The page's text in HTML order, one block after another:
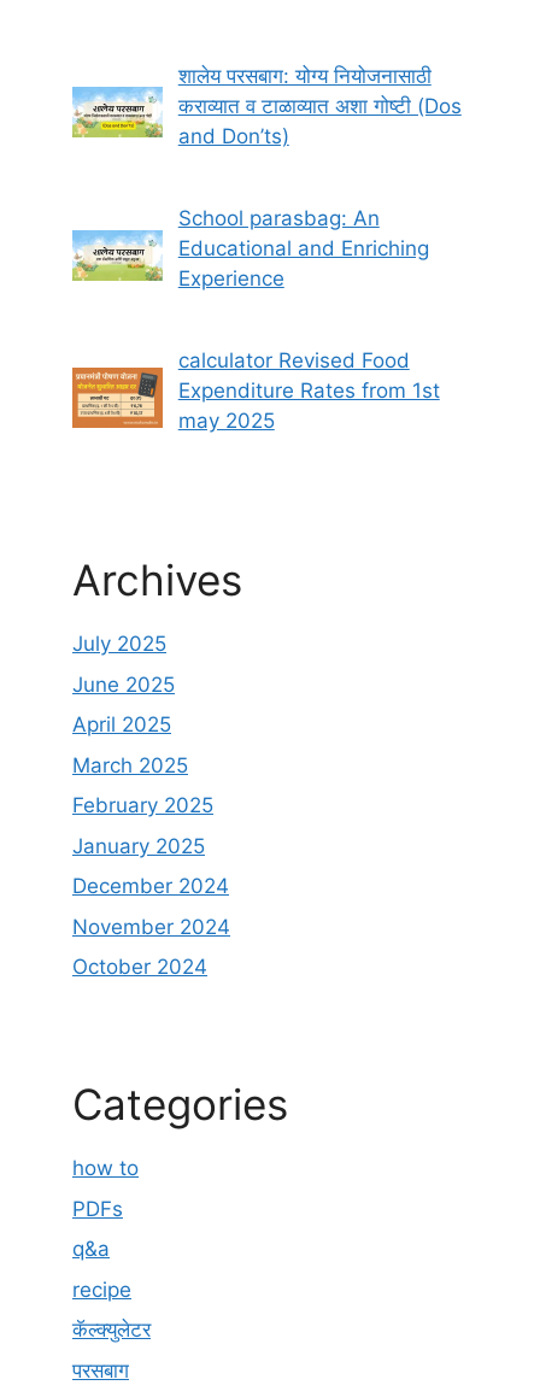
शालेय परसबाग: योग्य नियोजनासाठी
कराव्यात व टाळाव्यात अशा गोष्टी (Dos
and Don’ts)
School parasbag: An
Educational and Enriching
Experience
calculator Revised Food
Expenditure Rates from 1st
may 2025
Archives
July 2025
June 2025
April 2025
March 2025
February 2025
January 2025
December 2024
November 2024
October 2024
Categories
how to
PDFs
q&a
recipe
कॅल्क्युलेटर
परसबाग